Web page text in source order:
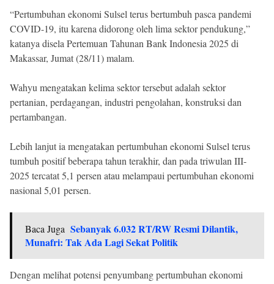
“Pertumbuhan ekonomi Sulsel terus bertumbuh pasca pandemi
COVID-19, itu karena didorong oleh lima sektor pendukung,”
katanya disela Pertemuan Tahunan Bank Indonesia 2025 di
Makassar, Jumat (28/11) malam.
Wahyu mengatakan kelima sektor tersebut adalah sektor
pertanian, perdagangan, industri pengolahan, konstruksi dan
pertambangan.
Lebih lanjut ia mengatakan pertumbuhan ekonomi Sulsel terus
tumbuh positif beberapa tahun terakhir, dan pada triwulan III-
2025 tercatat 5,1 persen atau melampaui pertumbuhan ekonomi
nasional 5,01 persen.
Baca Juga Sebanyak 6.032 RT/RW Resmi Dilantik,
Munafri: Tak Ada Lagi Sekat Politik
Dengan melihat potensi penyumbang pertumbuhan ekonomi